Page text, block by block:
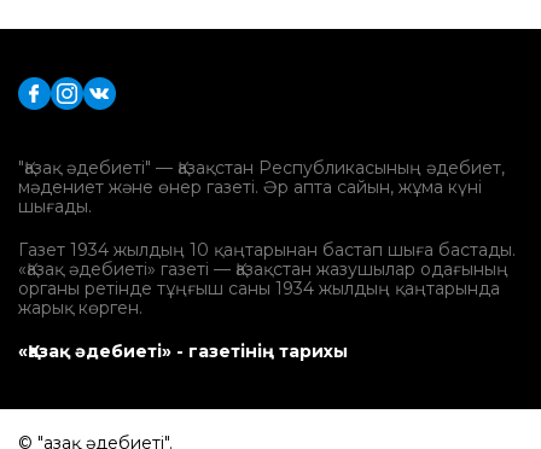
"Қазақ әдебиеті" — Қазақстан Республикасының әдебиет,
мәдениет және өнер газеті. Әр апта сайын, жұма күні
шығады.
Газет 1934 жылдың 10 қаңтарынан бастап шыға бастады.
«Қазақ әдебиеті» газеті — Қазақстан жазушылар одағының
органы ретінде тұңғыш саны 1934 жылдың қаңтарында
жарық көрген.
«Қазақ әдебиеті» - газетінің тарихы
© "Қазақ әдебиеті".